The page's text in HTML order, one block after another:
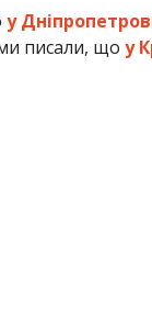
у
писали, що у